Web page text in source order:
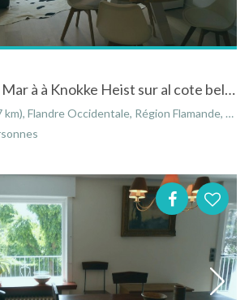
Studio Beach La Mar à à Knokke Heist sur al cote belge
Flandre Occidentale, Région Flamande, Belgique